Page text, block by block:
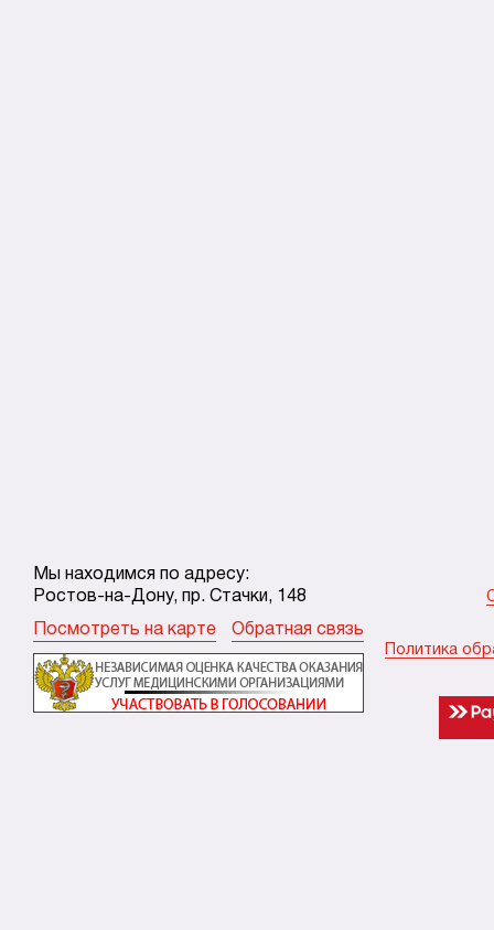
Мы находимся по адресу:
Ростов-на-Дону, пр. Стачки, 148
Посмотреть на карте Обратная связь
Политика